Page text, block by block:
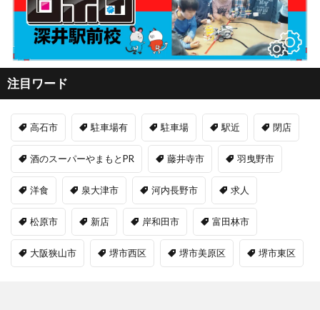
注目ワード
高石市 駐車場有 駐車場 駅近 閉店
酒のスーパーやまもとPR 藤井寺市 羽曳野市
洋食 泉大津市 河内長野市 求人
松原市 新店 岸和田市 富田林市
大阪狭山市 堺市西区 堺市美原区 堺市東区